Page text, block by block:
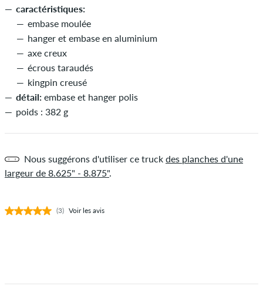
caractéristiques:
embase moulée
hanger et embase en aluminium
axe creux
écrous taraudés
kingpin creusé
détail: embase et hanger polis
poids : 382 g
Nous suggérons d'utiliser ce truck des planches d'une
largeur de 8.625" - 8.875".
(3) Voir les avis